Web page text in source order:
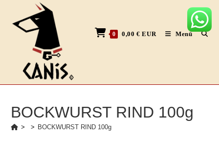
springen
0 0,00€ EUR Menü
BOCKWURST RIND 100g
> > BOCKWURST RIND 100g